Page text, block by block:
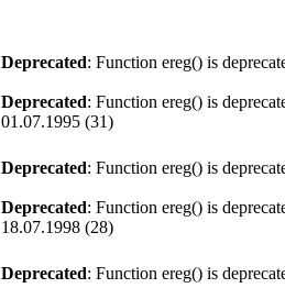
Deprecated: Function ereg() is
Deprecated: Function ereg() is
01.07.1995 (31)
Deprecated: Function ereg() is
Deprecated: Function ereg() is
18.07.1998 (28)
Deprecated: Function ereg() is